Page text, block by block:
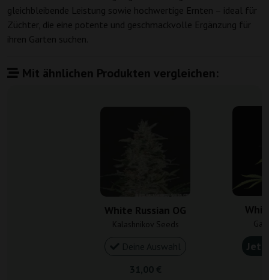
gleichbleibende Leistung sowie hochwertige Ernten – ideal für
Züchter, die eine potente und geschmackvolle Ergänzung für
ihren Garten suchen.
Mit ähnlichen Produkten vergleichen:
White Russian OG
Kalashnikov Seeds